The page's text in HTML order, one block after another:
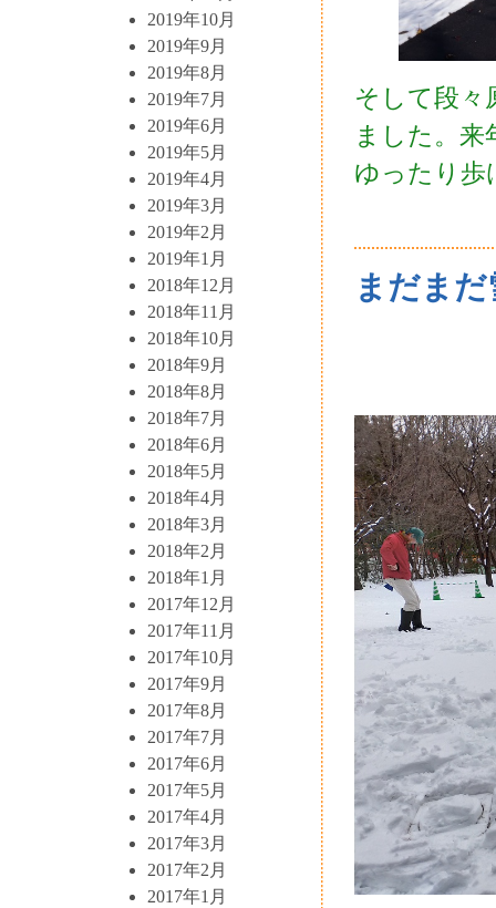
2019年10月
2019年9月
2019年8月
2019年7月
2019年6月
2019年5月
2019年4月
2019年3月
2019年2月
2019年1月
2018年12月
2018年11月
2018年10月
2018年9月
2018年8月
2018年7月
2018年6月
2018年5月
2018年4月
2018年3月
2018年2月
2018年1月
2017年12月
2017年11月
2017年10月
2017年9月
2017年8月
2017年7月
2017年6月
2017年5月
2017年4月
2017年3月
2017年2月
2017年1月
そして段々
ました。
ゆったり歩
まだまだ